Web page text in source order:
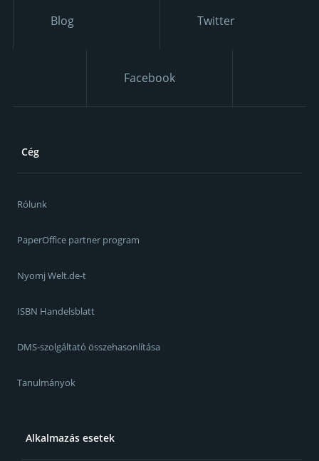
Blog Twitter
Facebook
Cég
Rólunk
PaperOffice partner program
Nyomj Welt.de-t
ISBN Handelsblatt
DMS-szolgáltató összehasonlítása
Tanulmányok
Alkalmazás esetek